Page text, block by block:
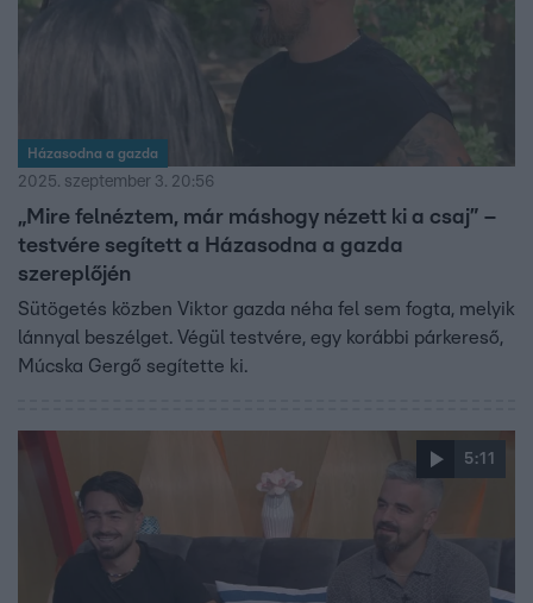
Házasodna a gazda
2025. szeptember 3. 20:56
„Mire felnéztem, már máshogy nézett ki a csaj” –
testvére segített a Házasodna a gazda
szereplőjén
Sütögetés közben Viktor gazda néha fel sem fogta, melyik
lánnyal beszélget. Végül testvére, egy korábbi párkereső,
Múcska Gergő segítette ki.
5:11